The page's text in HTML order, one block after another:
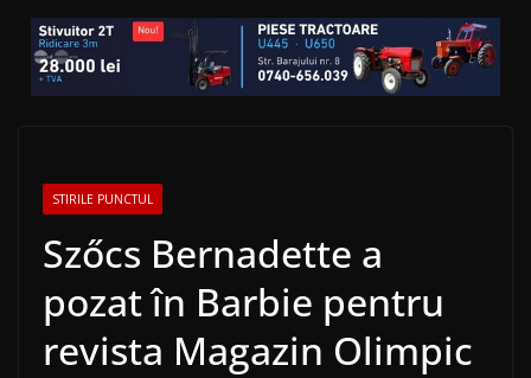
STIRILE PUNCTUL
Szőcs Bernadette a
pozat în Barbie pentru
revista Magazin Olimpic